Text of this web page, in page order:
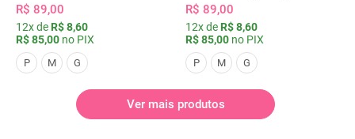
R$ 89,00
12x de R$ 8,60
R$ 85,00 no PIX
P M G
R$ 89,00
12x de R$ 8,60
R$ 85,00 no PIX
P M G
Ver mais produtos